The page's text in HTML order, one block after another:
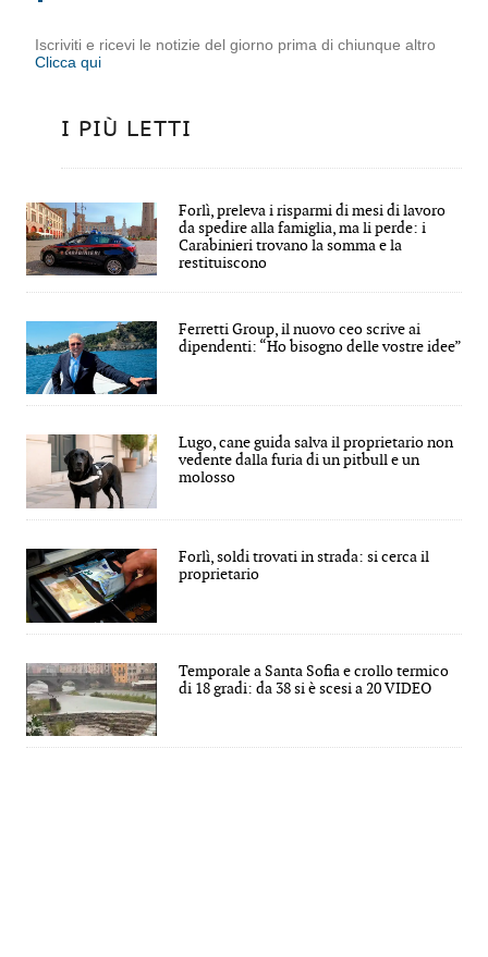
Iscriviti e ricevi le notizie del giorno prima di chiunque altro
Clicca qui
I PIÙ LETTI
Forlì, preleva i risparmi di mesi di lavoro
da spedire alla famiglia, ma li perde: i
Carabinieri trovano la somma e la
restituiscono
Ferretti Group, il nuovo ceo scrive ai
dipendenti: “Ho bisogno delle vostre idee”
Lugo, cane guida salva il proprietario non
vedente dalla furia di un pitbull e un
molosso
Forlì, soldi trovati in strada: si cerca il
proprietario
Temporale a Santa Sofia e crollo termico
di 18 gradi: da 38 si è scesi a 20 VIDEO